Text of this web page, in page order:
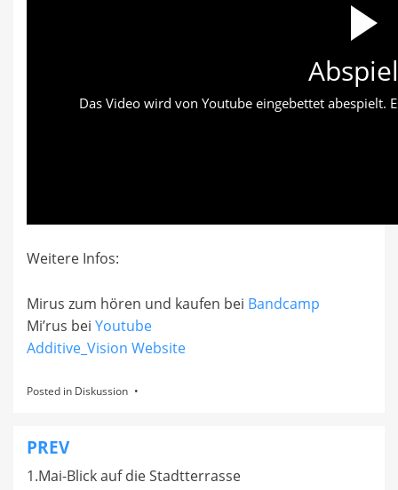
Das Video wird von Youtube eingebettet abespielt.
Weitere Infos:
Mirus zum hören und kaufen bei Bandcamp
Mi’rus bei Youtube
Additive_Vision Website
Posted in Diskussion
Beitragsnavigation
PREV
1.Mai-Blick auf die Stadtterrasse